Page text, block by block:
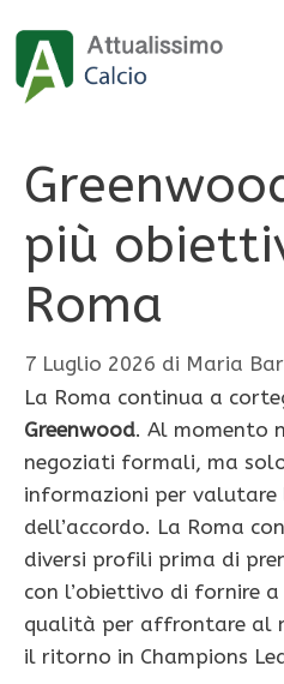
contenuto
più
Roma
7 Luglio 2026 di Maria
La Roma continua a
Greenwood. Al momento
negoziati formali, ma
informazioni per
dell’accordo. La Roma
diversi profili prima di
con l’obiettivo di fornire
qualità per affrontare al
il ritorno in Champions